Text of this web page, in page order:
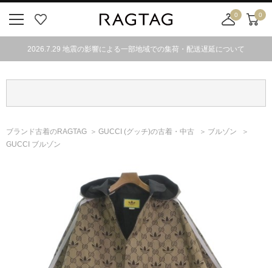
気
0
舗
カ
ト
0
2026.7.29 地震の影響による一部地域での集荷・配送遅延について
ブランド古着のRAGTAG GUCCI (グッチ)の古着・中古
ブルゾン
GUCCI ブルゾン